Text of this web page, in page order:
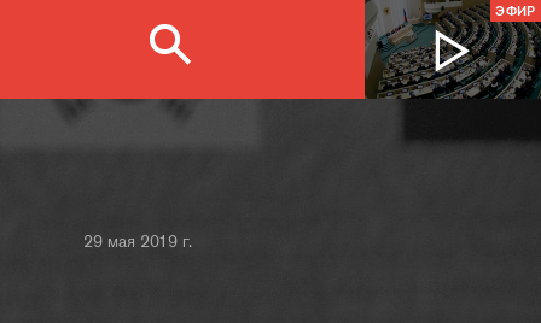
ЭФИР
29 мая 2019 г.